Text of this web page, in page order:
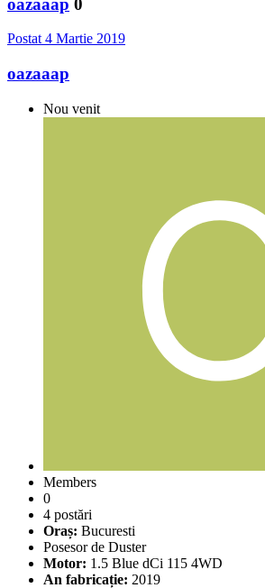
Postat 4 Martie 2019
oazaaap
Nou venit
Members
0
4 postări
Oraș: Bucuresti
Posesor de Duster
Motor: 1.5 Blue dCi 115 4WD
An fabricație: 2019